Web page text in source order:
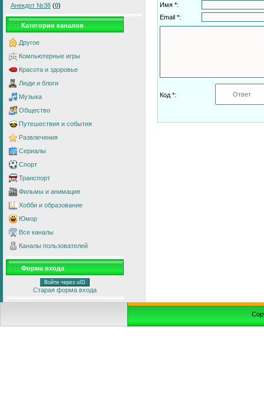
Анекдот №38 (0)
Категории каналов
Другое
Компьютерные игры
Красота и здоровье
Люди и блоги
Музыка
Общество
Путешествия и события
Развлечения
Сериалы
Спорт
Транспорт
Фильмы и анимация
Хобби и образование
Юмор
Все каналы
Каналы пользователей
Форма входа
Войти через uID
Старая форма входа
Имя *:
Email *:
Код *: